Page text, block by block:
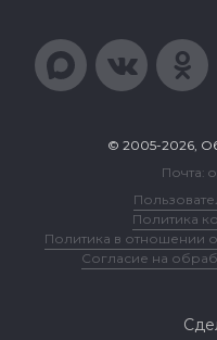
© 2005-2026,
Почта:
Политика
Политика в отношении
Согласие на